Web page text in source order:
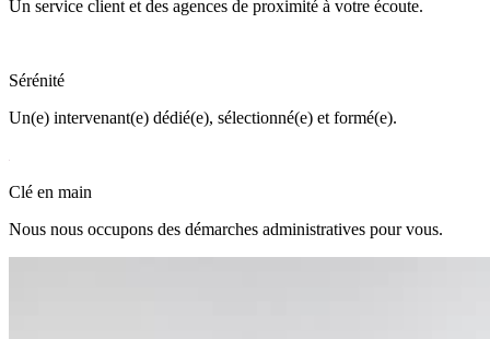
Un service client et des agences de proximité à votre écoute.
Sérénité
Un(e) intervenant(e) dédié(e), sélectionné(e) et formé(e).
Clé en main
Nous nous occupons des démarches administratives pour vous.